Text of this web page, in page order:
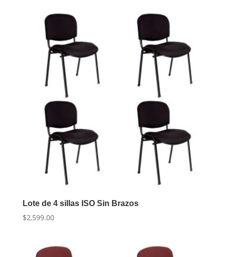
Lote de 4 sillas ISO Sin Brazos
$2,599.00